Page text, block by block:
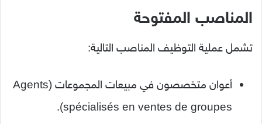
المناصب المفتوحة
تشمل عملية التوظيف المناصب التالية:
أعوان متخصصون في مبيعات المجموعات (Agents
spécialisés en ventes de groupes).